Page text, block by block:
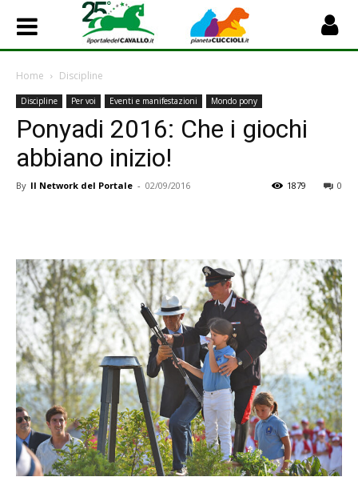
Home Discipline
Discipline Per voi Eventi e manifestazioni Mondo pony
Ponyadi 2016: Che i giochi
abbiano inizio!
By Il Network del Portale - 02/09/2016 0
1879